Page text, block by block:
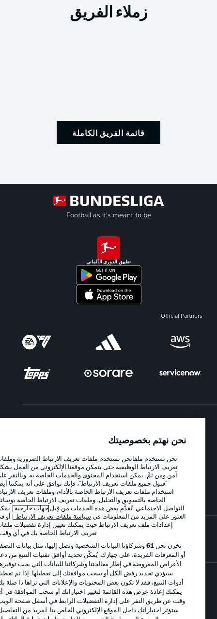
زملاء الفريق
قائمة الفريق الكاملة
Football as it's meant to be
تطبيق الدوري الألماني
Official Partners
إدارة التفضيلات بيان الخصوصية
شروط الاستخدام الوظائف
جهة النشر تواصل معنا
© 2026 Bundesliga-Gruppe GmbH
اختر اللغة
نحن نهتم بخصوصيتك
نحن نستخدم ملفانحن نستخدم ملفات تعريف الارتباط الضرورية وملفات
تعريف الارتباط الوظيفية حتى يتمكن موقعنا الإلكتروني من العمل بشكل
آمن ومن ثمَّ، يمكن استخدام المحتوى والخدمات الخاصة به. وبالنقر على
"قبول جميع ملفات تعريف الارتباط"، فإنك توافق على أنه يمكننا أيضًا
استخدام ملفات تعريف الارتباط الخاصة بالأداء، وملفات تعريف الارتباط
الخاصة بالتسويق والتحليل، وملفات تعريف الارتباط الخاصة بوسائل
التواصل الاجتماعي. تُقدَّم بعض هذه الخدمات من قِبل جهات خارجية . يمكن
العثور على المزيد من المعلومات فيسياسة ملفات تعريف الارتباط] أو في
إعدادات ملف تعريف الارتباط حيث يمكنك تعيين إدارة تفضيلات ملفات
تعريف الارتباط الخاصة بك في أي وقت..
نخزن نحن61وشركاؤنا البيانات الشخصية ونصل إليها، مثل بيانات التصفح
أو المعرفات الفريدة، على جهازك. يُمكّن تحديد أوافق تقنيات التتبع من دعم
الأغراض المعروضة في إطار معالجتنا وشركائنا للبيانات التي يجب توفيرها.
سيؤدي تحديد رفض الكل أو سحب موافقتك إلى تعطيلها. إذا تم تعطيل
أدوات التتبع، فقد لا تكون بعض المحتويات والإعلانات التي تراها ذا صلة بك.
يمكنك إعادة عرض هذه القائمة لتغيير اختياراتك أو سحب الموافقة في أي
وقت عن طريق النقر على إدارة التفضيلات الرابط في أسفل صفحة الويب.
ستؤثر اختياراتك داخل الموقع الإلكتروني الخاص بنا. لمزيد من التفاصيل،